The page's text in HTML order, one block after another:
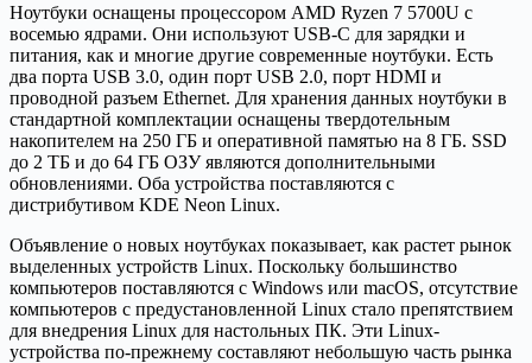
Ноутбуки оснащены процессором AMD Ryzen 7 5700U с
восемью ядрами. Они используют USB-C для зарядки и
питания, как и многие другие современные ноутбуки. Есть
два порта USB 3.0, один порт USB 2.0, порт HDMI и
проводной разъем Ethernet. Для хранения данных ноутбуки в
стандартной комплектации оснащены твердотельным
накопителем на 250 ГБ и оперативной памятью на 8 ГБ. SSD
до 2 ТБ и до 64 ГБ ОЗУ являются дополнительными
обновлениями. Оба устройства поставляются с
дистрибутивом KDE Neon Linux.
Объявление о новых ноутбуках показывает, как растет рынок
выделенных устройств Linux. Поскольку большинство
компьютеров поставляются с Windows или macOS, отсутствие
компьютеров с предустановленной Linux стало препятствием
для внедрения Linux для настольных ПК. Эти Linux-
устройства по-прежнему составляют небольшую часть рынка